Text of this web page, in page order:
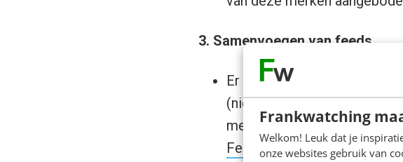
Frankwatching
Welkom! Leuk dat je
onze websites gebruik van
3. Samenvoegen van feeds
Er zijn speciale RSS-
(nieuws-)bronnen kunt
met
RSSmix.com,
FeedShakeenFeedDigest .